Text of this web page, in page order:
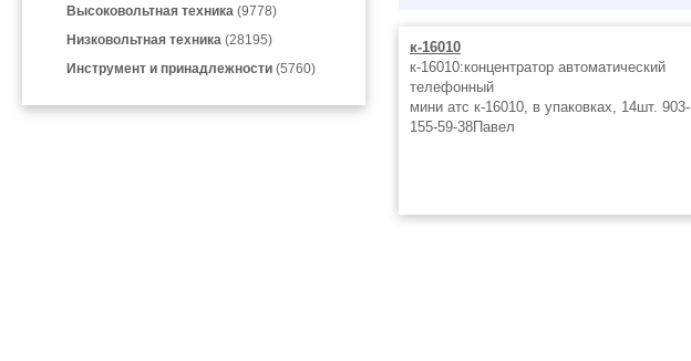
Высоковольтная техника (9778)
Низковольтная техника (28195)
Инструмент и принадлежности (5760)
к-16010
к-16010:концентратор автоматический
телефонный
мини атс к-16010, в упаковках, 14шт. 903-
155-59-38Павел